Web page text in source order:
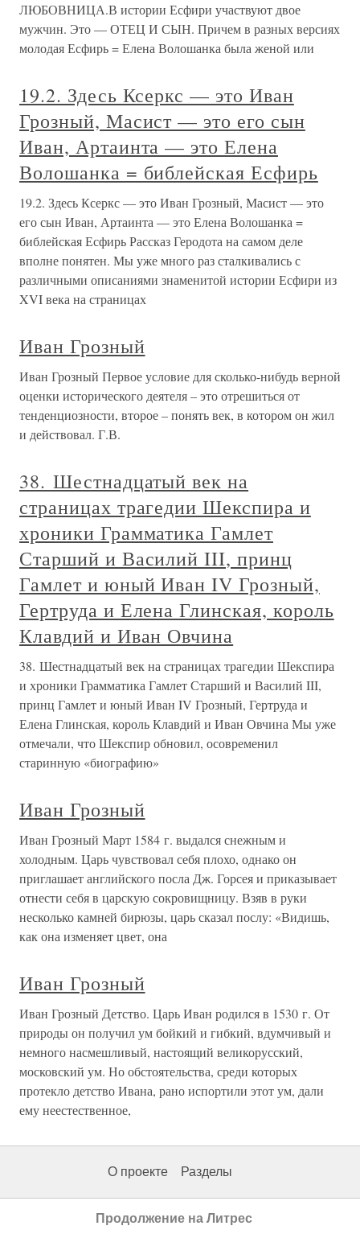
ЛЮБОВНИЦА.В истории Есфири участвуют двое
мужчин. Это — ОТЕЦ И СЫН. Причем в разных версиях
молодая Есфирь = Елена Волошанка была женой или
19.2. Здесь Ксеркс — это Иван
Грозный, Масист — это его сын
Иван, Артаинта — это Елена
Волошанка = библейская Есфирь
19.2. Здесь Ксеркс — это Иван Грозный, Масист — это
его сын Иван, Артаинта — это Елена Волошанка =
библейская Есфирь Рассказ Геродота на самом деле
вполне понятен. Мы уже много раз сталкивались с
различными описаниями знаменитой истории Есфири из
XVI века на страницах
Иван Грозный
Иван Грозный Первое условие для сколько-нибудь верной
оценки исторического деятеля – это отрешиться от
тенденциозности, второе – понять век, в котором он жил
и действовал. Г.В.
38. Шестнадцатый век на
страницах трагедии Шекспира и
хроники Грамматика Гамлет
Старший и Василий III, принц
Гамлет и юный Иван IV Грозный,
Гертруда и Елена Глинская, король
Клавдий и Иван Овчина
38. Шестнадцатый век на страницах трагедии Шекспира
и хроники Грамматика Гамлет Старший и Василий III,
принц Гамлет и юный Иван IV Грозный, Гертруда и
Елена Глинская, король Клавдий и Иван Овчина Мы уже
отмечали, что Шекспир обновил, осовременил
старинную «биографию»
Иван Грозный
Иван Грозный Март 1584 г. выдался снежным и
холодным. Царь чувствовал себя плохо, однако он
приглашает английского посла Дж. Горсея и приказывает
отнести себя в царскую сокровищницу. Взяв в руки
несколько камней бирюзы, царь сказал послу: «Видишь,
как она изменяет цвет, она
Иван Грозный
Иван Грозный Детство. Царь Иван родился в 1530 г. От
природы он получил ум бойкий и гибкий, вдумчивый и
немного насмешливый, настоящий великорусский,
московский ум. Но обстоятельства, среди которых
протекло детство Ивана, рано испортили этот ум, дали
ему неестественное,
О проекте Разделы
Продолжение на Литрес